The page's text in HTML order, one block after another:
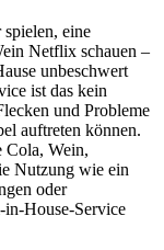
eine
Netflix schauen –
unbeschwert
ist das kein
und Probleme
auftreten können.
Cola, Wein,
Nutzung wie ein
oder
in-House-Service